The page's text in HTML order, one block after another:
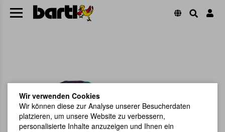
Wir verwenden Cookies
Wir können diese zur Analyse unserer Besucherdaten
platzieren, um unsere Website zu verbessern,
personalisierte Inhalte anzuzeigen und Ihnen ein